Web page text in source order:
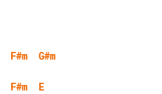
F#m
G#m
F#m
E